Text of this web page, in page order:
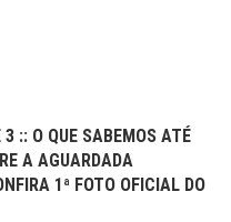
3 :: O QUE SABEMOS ATÉ
A AGUARDADA
1ª FOTO OFICIAL DO